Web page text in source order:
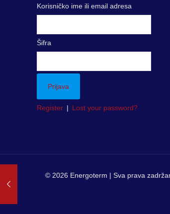
Korisničko ime ili email adresa
Šifra
Register | Lost your password?
© 2026 Energoterm | Sva prava